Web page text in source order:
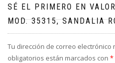
SÉ EL PRIMERO EN
MOD. 35315, SANDALIA
Tu dirección de correo electrónico
obligatorios están marcados con *